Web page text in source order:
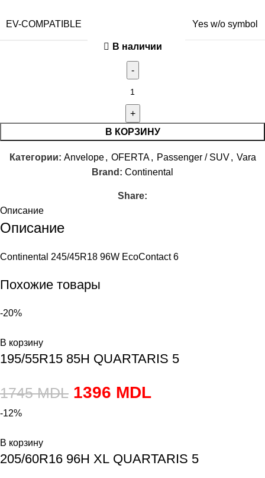
EV-COMPATIBLE Yes w/o symbol
В наличии
В КОРЗИНУ
Категории: Anvelope , OFERTA , Passenger / SUV , Vara
Brand: Continental
Share:
Описание
Описание
Continental 245/45R18 96W EcoContact 6
Похожие товары
-20%
В корзину
195/55R15 85H QUARTARIS 5
1745MDL 1396 MDL
-12%
В корзину
205/60R16 96H XL QUARTARIS 5